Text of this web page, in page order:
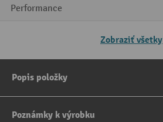
Performance
Zobraziť všetky
Popis položky
Poznámky k výrobku